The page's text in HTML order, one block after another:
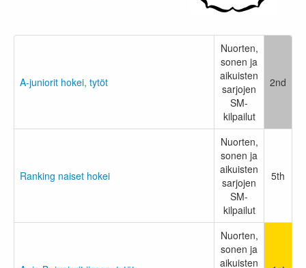
A-juniorit hokei, tytöt
Nuorten,
sonen ja
aikuisten
sarjojen
SM-
kilpailut
2nd
Ranking naiset hokei
Nuorten,
sonen ja
aikuisten
sarjojen
SM-
kilpailut
5th
Nuorten,
sonen ja
aikuisten